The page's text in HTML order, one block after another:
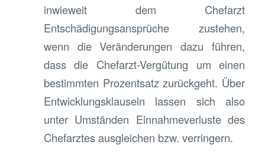
inwieweit dem Chefarzt
Entschädigungsansprüche zustehen,
wenn die Veränderungen dazu führen,
dass die Chefarzt-Vergütung um einen
bestimmten Prozentsatz zurückgeht. Über
Entwicklungsklauseln lassen sich also
unter Umständen Einnahmeverluste des
Chefarztes ausgleichen bzw. verringern.